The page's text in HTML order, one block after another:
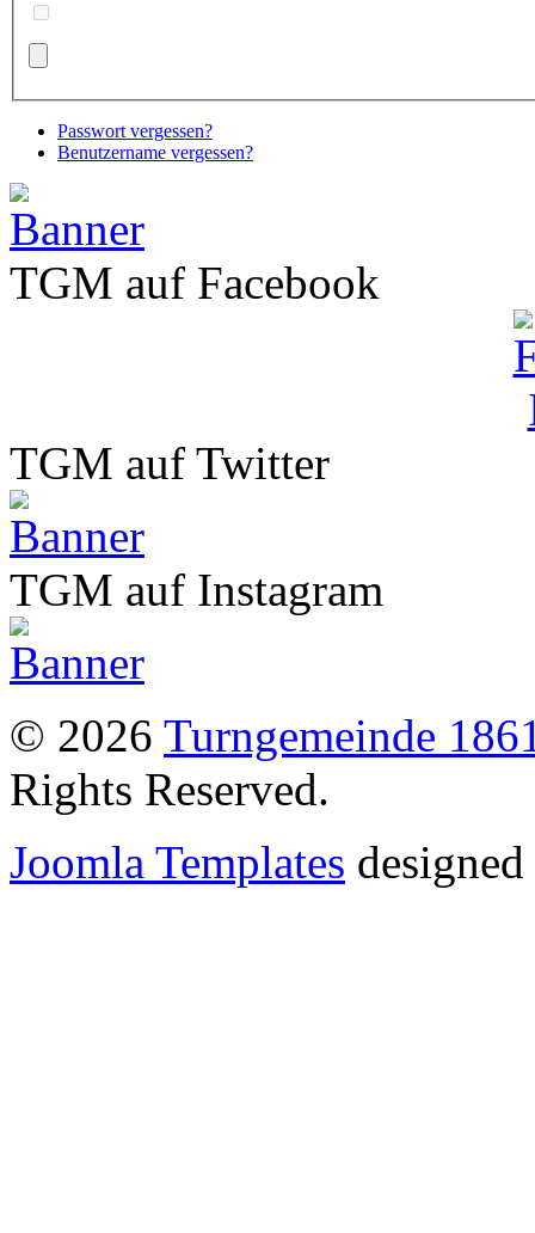
Passwort vergessen?
Benutzername vergessen?
TGM auf Facebook
TGM auf Twitter
TGM auf Instagram
© 2026 Turngemeinde
Rights Reserved.
Joomla Templates